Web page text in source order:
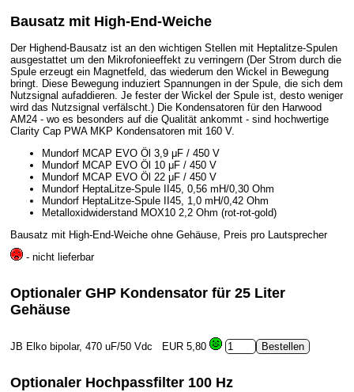
Bausatz mit High-End-Weiche
Der Highend-Bausatz ist an den wichtigen Stellen mit Heptalitze-Spulen
ausgestattet um den Mikrofonieeffekt zu verringern (Der Strom durch die
Spule erzeugt ein Magnetfeld, das wiederum den Wickel in Bewegung
bringt. Diese Bewegung induziert Spannungen in der Spule, die sich dem
Nutzsignal aufaddieren. Je fester der Wickel der Spule ist, desto weniger
wird das Nutzsignal verfälscht.) Die Kondensatoren für den Harwood
AM24 - wo es besonders auf die Qualität ankommt - sind hochwertige
Clarity Cap PWA MKP Kondensatoren mit 160 V.
Mundorf MCAP EVO Öl 3,9 μF / 450 V
Mundorf MCAP EVO Öl 10 μF / 450 V
Mundorf MCAP EVO Öl 22 μF / 450 V
Mundorf HeptaLitze-Spule II45, 0,56 mH/0,30 Ohm
Mundorf HeptaLitze-Spule II45, 1,0 mH/0,42 Ohm
Metalloxidwiderstand MOX10 2,2 Ohm (rot-rot-gold)
Bausatz mit High-End-Weiche ohne Gehäuse, Preis pro Lautsprecher
- nicht lieferbar
Optionaler GHP Kondensator für 25 Liter
Gehäuse
JB Elko bipolar, 470 uF/50 Vdc EUR 5,80
Optionaler Hochpassfilter 100 Hz